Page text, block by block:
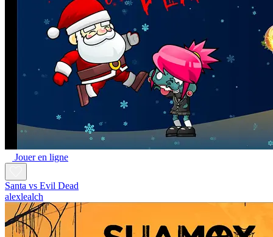
Jouer en ligne
Santa vs Evil Dead
alexlealch